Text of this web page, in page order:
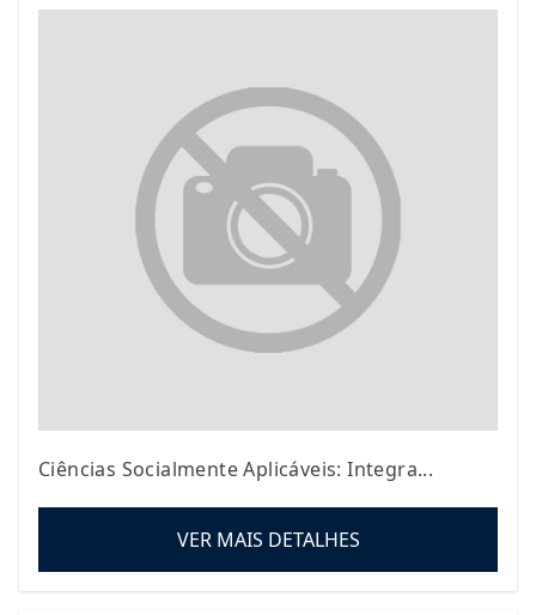
Ciências Socialmente Aplicáveis: Integra...
VER MAIS DETALHES